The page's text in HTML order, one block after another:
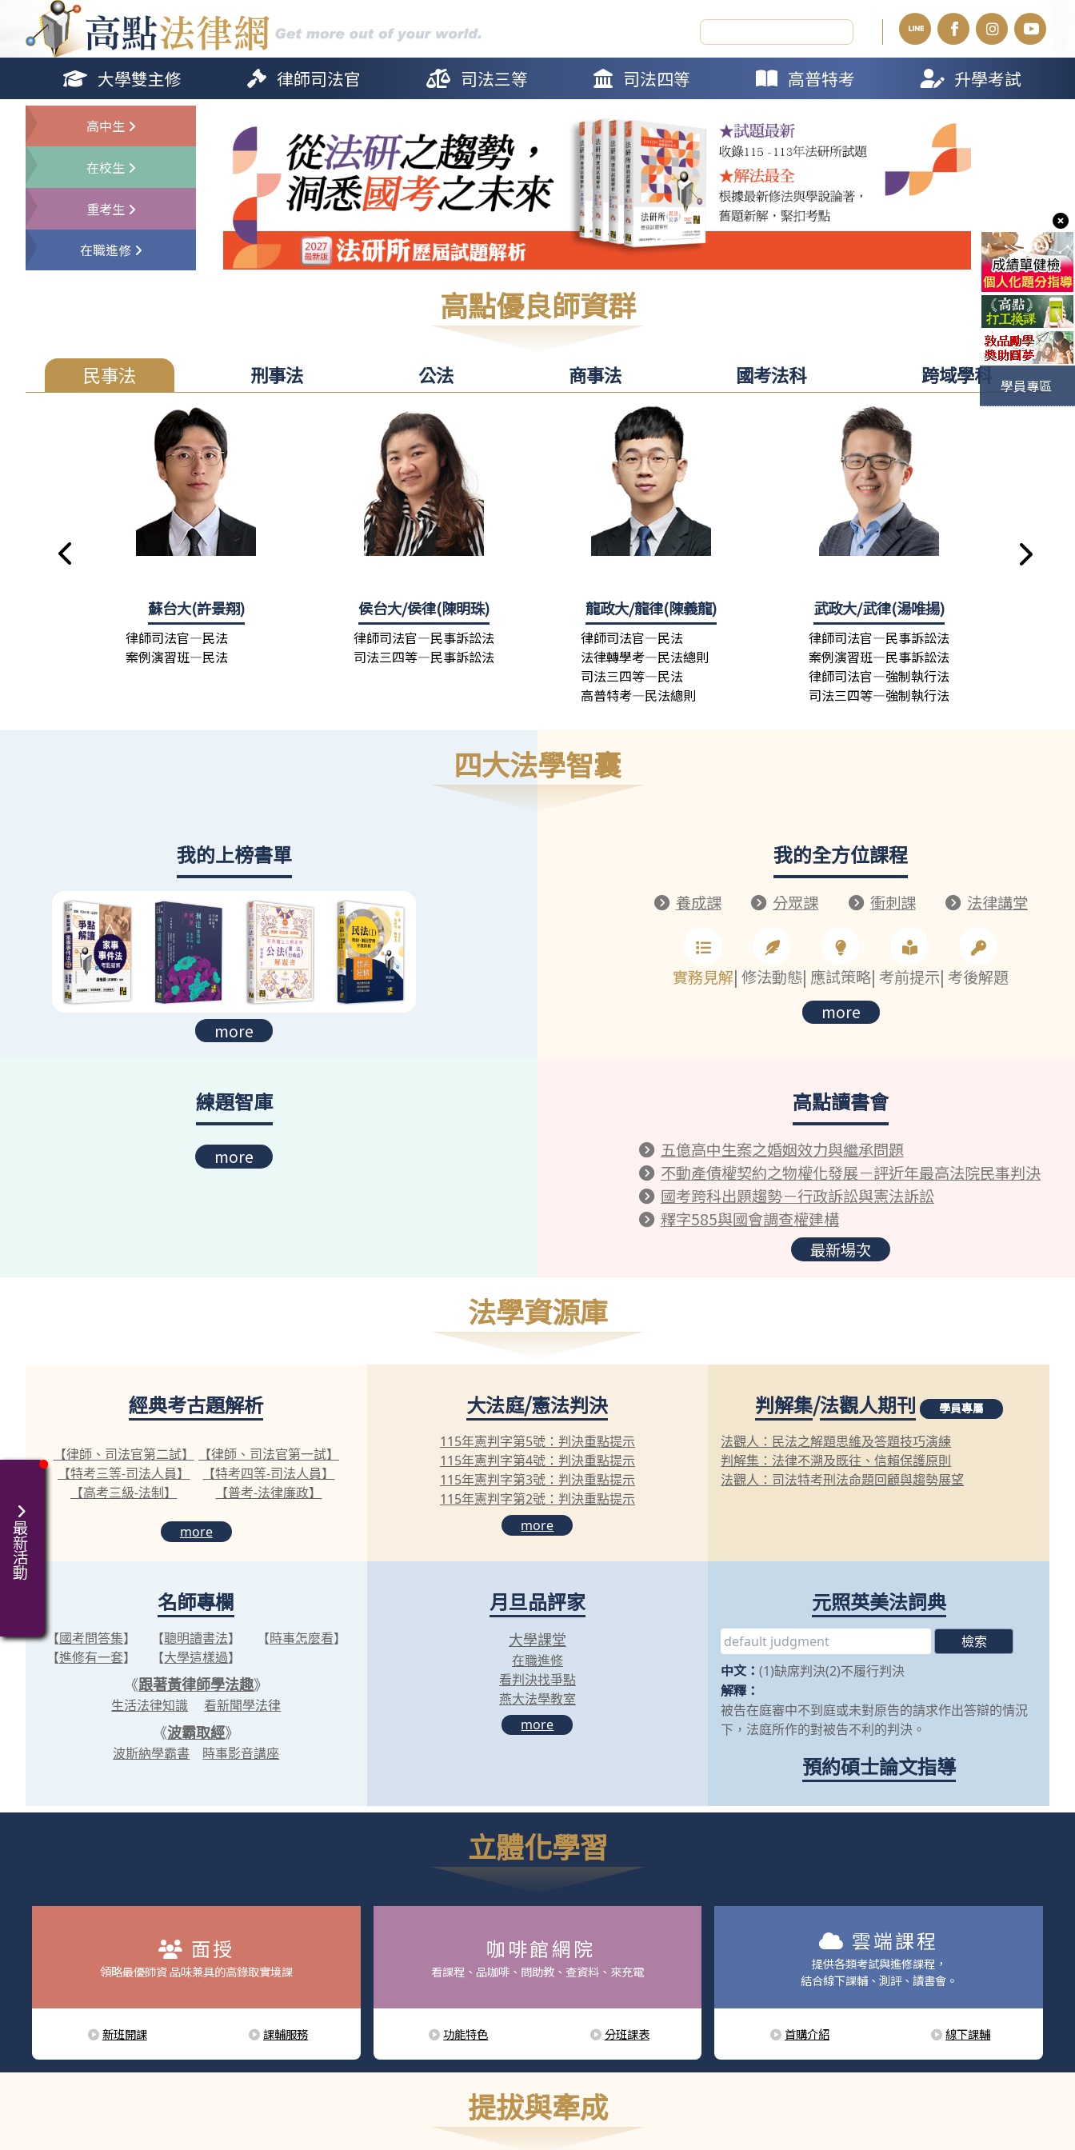
大學雙主修 律師司法官 司法三等 司法四等 高普特考 升學考試
高中生
在校生
重考生
在職進修
高點優良師資群
民事法 刑事法 公法 商事法 國考法科 跨域學科
蘇台大(許景翔)
律師司法官—民法
案例演習班—民法
侯台大/侯律(陳明珠)
律師司法官—民事訴訟法
司法三四等—民事訴訟法
龍政大/龍律(陳義龍)
律師司法官—民法
法律轉學考—民法總則
司法三四等—民法
高普特考—民法總則
武政大/武律(湯唯揚)
律師司法官—民事訴訟法
案例演習班—民事訴訟法
律師司法官—強制執行法
司法三四等—強制執行法
四大法學智囊
我的上榜書單
more
我的全方位課程
養成課 分眾課 衝刺課 法律講堂
實務見解|修法動態| 應試策略| 考前提示| 考後解題
more
練題智庫
more
高點讀書會
五億高中生案之婚姻效力與繼承問題
不動產債權契約之物權化發展－評近年最高法院民事判決
國考跨科出題趨勢－行政訴訟與憲法訴訟
釋字585與國會調查權建構
最新場次
法學資源庫
經典考古題解析
【律師、司法官第二試】
【律師、司法官第一試】
【特考三等-司法人員】
【特考四等-司法人員】
【高考三級-法制】
【普考-法律廉政】
more
大法庭/憲法判決
115年憲判字第5號：判決重點提示
115年憲判字第4號：判決重點提示
115年憲判字第3號：判決重點提示
115年憲判字第2號：判決重點提示
more
判解集/法觀人期刊 學員專屬
法觀人：民法之解題思維及答題技巧演練
判解集：法律不溯及既往、信賴保護原則
法觀人：司法特考刑法命題回顧與趨勢展望
名師專欄
【國考問答集】 【聰明讀書法】 【時事怎麼看】
【進修有一套】 【大學這樣過】
《跟著黃律師學法趣》
生活法律知識 看新聞學法律
《波霸取經》
波斯納學霸書 時事影音講座
月旦品評家
大學課堂
在職進修
看判決找爭點
燕大法學教室
more
元照英美法詞典
中文：(1)缺席判決(2)不履行判決
解釋：
被告在庭審中不到庭或未對原告的請求作出答辯的情況
下，法庭所作的對被告不利的判決。
預約碩士論文指導
立體化學習
面授
領略最優師資 品味兼具的高錄取實境課
新班開課 課輔服務
咖啡館網院
看課程、品咖啡、問助教、查資料、來充電
功能特色 分班課表
雲端課程
提供各類考試與進修課程，
結合線下課輔、測評、讀書會。
首購介紹 線下課輔
提拔與牽成
學員專區
最新活動